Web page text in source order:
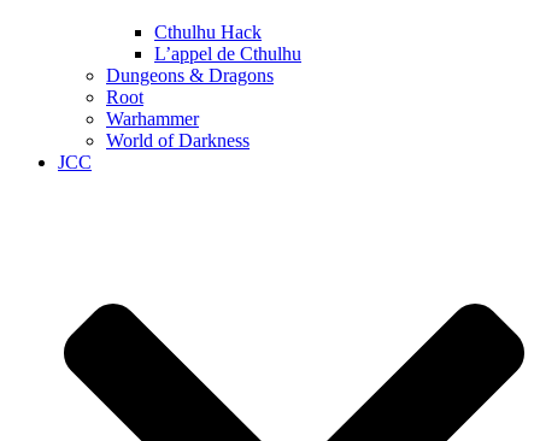
Cthulhu Hack
L’appel de Cthulhu
Dungeons & Dragons
Root
Warhammer
World of Darkness
JCC